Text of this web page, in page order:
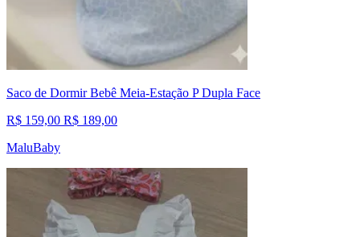
Saco de Dormir Bebê Meia-Estação P Dupla Face
R$ 159,00 R$ 189,00
MaluBaby